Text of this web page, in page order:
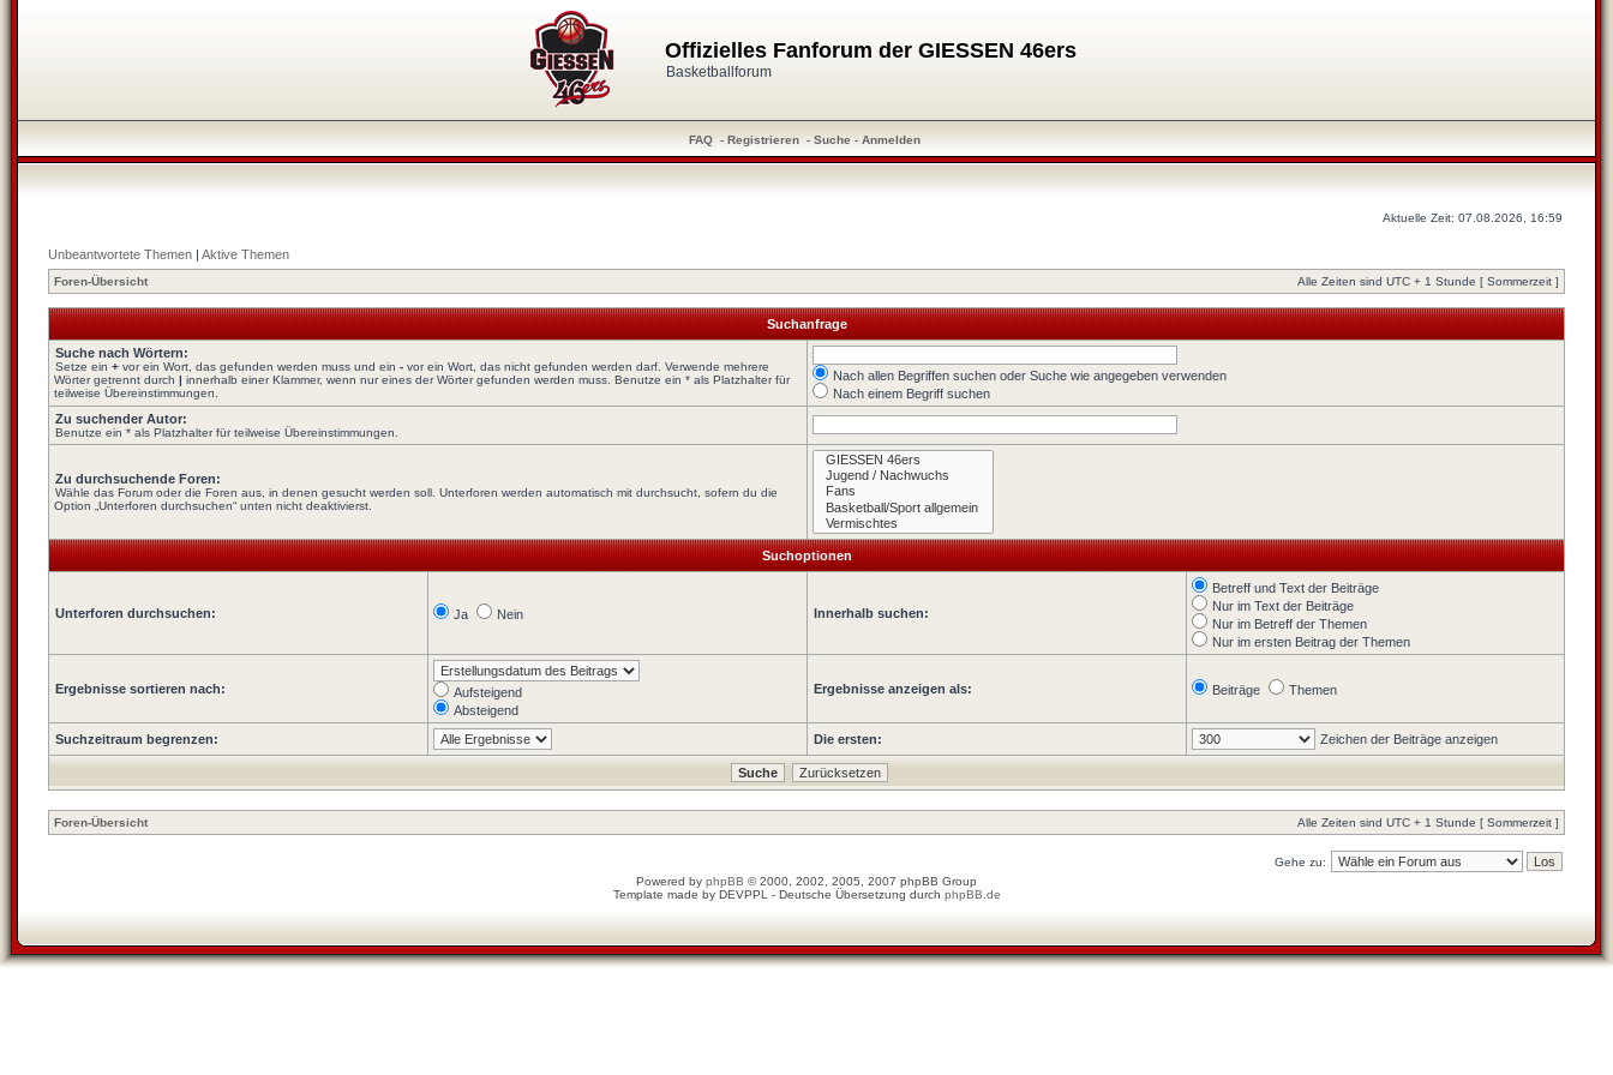
Offizielles Fanforum der GIESSEN 46ers
Basketballforum
FAQ - Registrieren - Suche - Anmelden
Aktuelle Zeit: 07.08.2026, 16:59
Unbeantwortete Themen | Aktive Themen
Foren-Übersicht Alle Zeiten sind UTC + 1 Stunde [ Sommerzeit ]
Suchanfrage
Suche nach Wörtern:
Setze ein + vor ein Wort, das gefunden werden muss und ein - vor ein Wort, das nicht gefunden werden darf. Verwende mehrere
Wörter getrennt durch | innerhalb einer Klammer, wenn nur eines der Wörter gefunden werden muss. Benutze ein * als Platzhalter für
teilweise Übereinstimmungen.
Nach allen Begriffen suchen oder Suche wie angegeben verwenden
Nach einem Begriff suchen
Zu suchender Autor:
Benutze ein * als Platzhalter für teilweise Übereinstimmungen.
Zu durchsuchende Foren:
Wähle das Forum oder die Foren aus, in denen gesucht werden soll. Unterforen werden automatisch mit durchsucht, sofern du die
Option „Unterforen durchsuchen“ unten nicht deaktivierst.
Suchoptionen
Unterforen durchsuchen: Ja Nein Innerhalb suchen:
Betreff und Text der Beiträge
Nur im Text der Beiträge
Nur im Betreff der Themen
Nur im ersten Beitrag der Themen
Ergebnisse sortieren nach:
Aufsteigend
Absteigend
Ergebnisse anzeigen als: Beiträge Themen
Suchzeitraum begrenzen: Die ersten: Zeichen der Beiträge anzeigen
Foren-Übersicht Alle Zeiten sind UTC + 1 Stunde [ Sommerzeit ]
Gehe zu:
Powered by phpBB © 2000, 2002, 2005, 2007 phpBB Group
Template made by DEVPPL - Deutsche Übersetzung durch phpBB.de